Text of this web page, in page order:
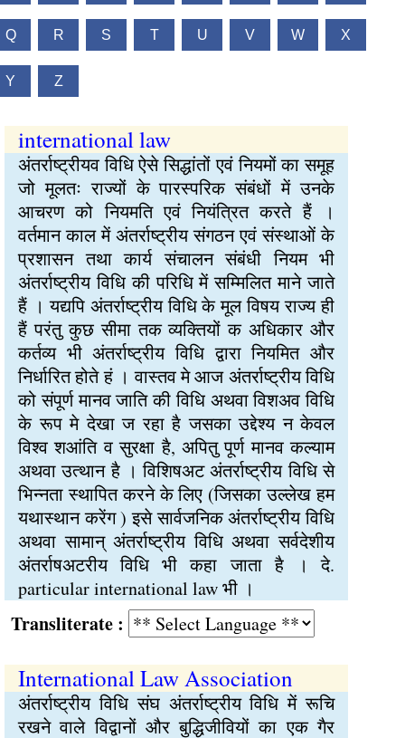
Q R S T U V W X
Y Z
international law
अंतर्राष्ट्रीयव विधि ऐसे सिद्धांतों एवं नियमों का समूह
जो मूलतः राज्यों के पारस्परिक संबंधों में उनके
आचरण को नियमति एवं नियंत्रित करते हैं ।
वर्तमान काल में अंतर्राष्ट्रीय संगठन एवं संस्थाओं के
प्रशासन तथा कार्य संचालन संबंधी नियम भी
अंतर्राष्ट्रीय विधि की परिधि में सम्मिलित माने जाते
हैं । यद्यपि अंतर्राष्ट्रीय विधि के मूल विषय राज्य ही
हैं परंतु कुछ सीमा तक व्यक्तियों क अधिकार और
कर्तव्य भी अंतर्राष्ट्रीय विधि द्वारा नियमित और
निर्धारित होते हं । वास्तव मे आज अंतर्राष्ट्रीय विधि
को संपूर्ण मानव जाति की विधि अथवा विशअव विधि
के रूप मे देखा ज रहा है जसका उद्देश्य न केवल
विश्व शआंति व सुरक्षा है, अपितु पूर्ण मानव कल्याम
अथवा उत्थान है । विशिषअट अंतर्राष्ट्रीय विधि से
भिन्नता स्थापित करने के लिए (जिसका उल्लेख हम
यथास्थान करेंग ) इसे सार्वजनिक अंतर्राष्ट्रीय विधि
अथवा सामान् अंतर्राष्ट्रीय विधि अथवा सर्वदेशीय
अंतर्राषअटरीय विधि भी कहा जाता है । दे.
particular international law भी ।
:
International Law Association
अंतर्राष्ट्रीय विधि संघ अंतर्राष्ट्रीय विधि में रूचि
रखने वाले विद्वानों और बुद्धिजीवियों का एक गैर